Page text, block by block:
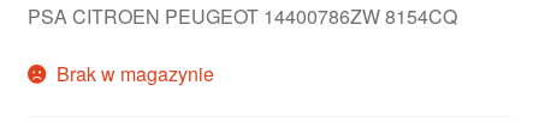
PSA CITROEN PEUGEOT 14400786ZW 8154CQ
Brak w magazynie